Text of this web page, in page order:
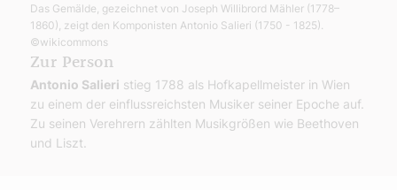
Das Gemälde, gezeichnet von Joseph Willibrord Mähler (1778–
1860), zeigt den Komponisten Antonio Salieri (1750 - 1825).
©wikicommons
Zur Person
Antonio Salieri stieg 1788 als Hofkapellmeister in Wien
zu einem der einflussreichsten Musiker seiner Epoche auf.
Zu seinen Verehrern zählten Musikgrößen wie Beethoven
und Liszt.